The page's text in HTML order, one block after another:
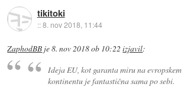
tikitoki
::8. nov 2018, 11:44
ZaphodBB je8. nov 2018 ob 10:22 izjavil:
Ideja EU, kot garanta miru na evropskem
kontinentu je fantastična sama po sebi.